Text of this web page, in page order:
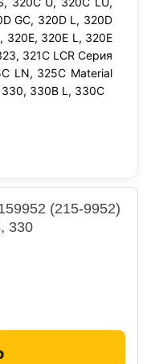
GC, 320D L, 320D
320E, 320E L, 320E
321C LCR Серия
LN, 325C Material
330B L, 330C
(215-9952)
330